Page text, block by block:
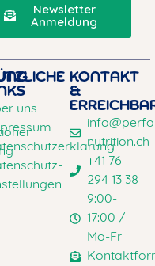
Newsletter
Anmeldung
uns
KONTAKT
&
nutrition.ch
+41 76
294 13 38
9:00-
17:00 /
Mo-Fr